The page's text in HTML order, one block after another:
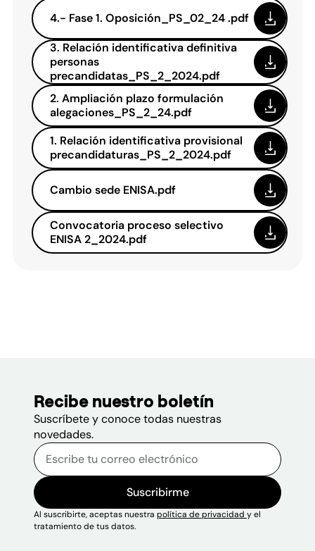
4.- Fase 1. Oposición_PS_02_24 .pdf
3. Relación identificativa definitiva
personas
precandidatas_PS_2_2024.pdf
2. Ampliación plazo formulación
alegaciones_PS_2_24.pdf
1. Relación identificativa provisional
precandidaturas_PS_2_2024.pdf
Cambio sede ENISA.pdf
Convocatoria proceso selectivo
ENISA 2_2024.pdf
Recibe nuestro boletín
Suscríbete y conoce todas nuestras
novedades.
Sitio web
Escribe tu correo
Suscribirme
Al suscribirte, aceptas nuestra política de privacidad y el
tratamiento de tus datos.